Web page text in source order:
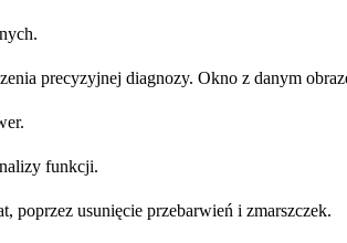
precyzyjnej diagnozy. Okno z danym
funkcji.
poprzez usunięcie przebarwień i zmarszczek.